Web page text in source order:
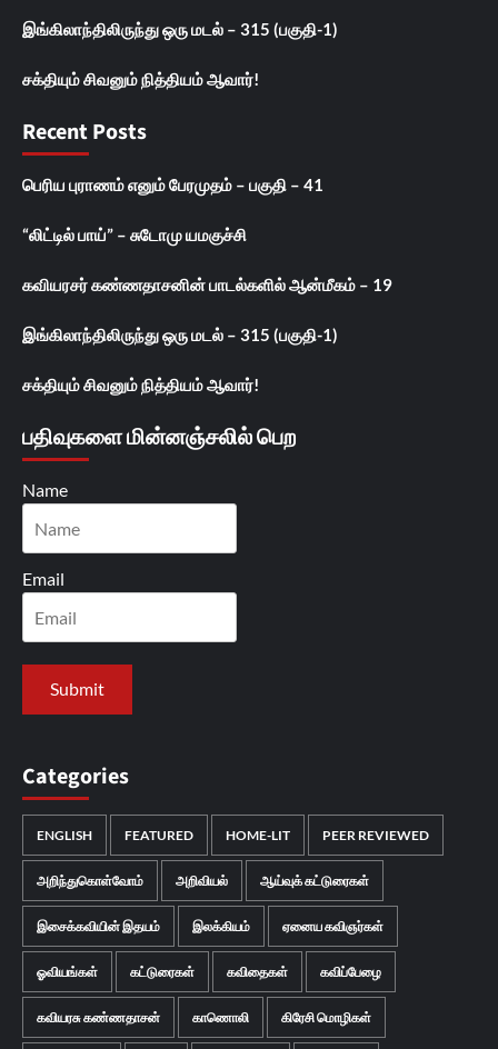
இங்கிலாந்திலிருந்து ஒரு மடல் – 315 (பகுதி-1)
சக்தியும் சிவனும் நித்தியம் ஆவார்!
Recent Posts
பெரிய புராணம் எனும் பேரமுதம் – பகுதி – 41
“லிட்டில் பாய்” – சுடோமு யமகுச்சி
கவியரசர் கண்ணதாசனின் பாடல்களில் ஆன்மீகம் – 19
இங்கிலாந்திலிருந்து ஒரு மடல் – 315 (பகுதி-1)
சக்தியும் சிவனும் நித்தியம் ஆவார்!
பதிவுகளை மின்னஞ்சலில் பெற
Name
Email
Categories
ENGLISH FEATURED HOME-LIT PEER REVIEWED
அறிந்துகொள்வோம் அறிவியல் ஆய்வுக் கட்டுரைகள்
இசைக்கவியின் இதயம் இலக்கியம் ஏனைய கவிஞர்கள்
ஓவியங்கள் கட்டுரைகள் கவிதைகள் கவிப்பேழை
கவியரசு கண்ணதாசன் காணொலி கிரேசி மொழிகள்